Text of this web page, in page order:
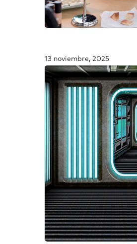
13 noviembre, 2025